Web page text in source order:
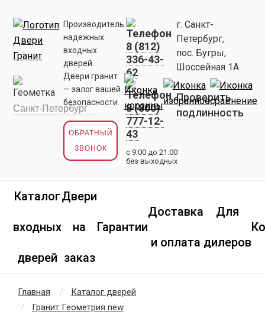
Производитель
надежных
входных
дверей.
Двери гранит
— залог вашей
безопасности.
ОБРАТНЫЙ
ЗВОНОК
8 (812)
336-43-
62
8 (800)
777-12-
43
с 9:00 до 21:00
без выходных
г. Санкт-
Петербург,
пос. Бугры,
Шоссейная 1А
Проверить
подлинность
Каталог
входных
дверей
Двери
на
заказ
Гарантии
Доставка
и оплата
Для
дилеров
Главная
Каталог дверей
Гранит Геометрия new